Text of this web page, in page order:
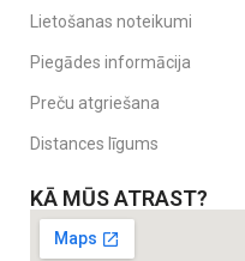
Lietošanas noteikumi
Piegādes informācija
Preču atgriešana
Distances līgums
KĀ MŪS ATRAST?